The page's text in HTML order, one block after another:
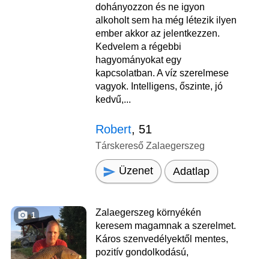
dohányozzon és ne igyon
alkoholt sem ha még létezik ilyen
ember akkor az jelentkezzen.
Kedvelem a régebbi
hagyományokat egy
kapcsolatban. A víz szerelmese
vagyok. Intelligens, őszinte, jó
kedvű,...
Robert, 51
Társkereső Zalaegerszeg
Üzenet Adatlap
1
Zalaegerszeg környékén
keresem magamnak a szerelmet.
Káros szenvedélyektől mentes,
pozitív gondolkodású,